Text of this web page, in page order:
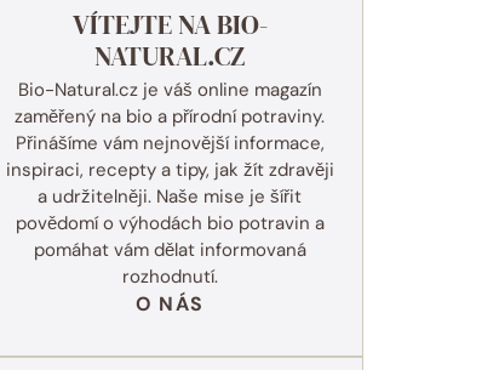
VÍTEJTE NA BIO-
NATURAL.CZ
Bio-Natural.cz je váš online magazín
zaměřený na bio a přírodní potraviny.
Přinášíme vám nejnovější informace,
inspiraci, recepty a tipy, jak žít zdravěji
a udržitelněji. Naše mise je šířit
povědomí o výhodách bio potravin a
pomáhat vám dělat informovaná
rozhodnutí.
O NÁS